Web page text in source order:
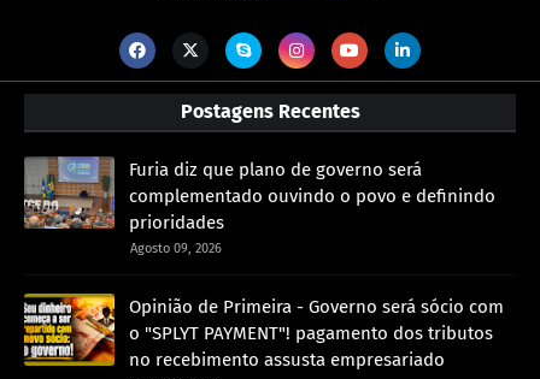
Postagens Recentes
Furia diz que plano de governo será
complementado ouvindo o povo e definindo
prioridades
Agosto 09, 2026
Opinião de Primeira - Governo será sócio com
o "SPLYT PAYMENT"! pagamento dos tributos
no recebimento assusta empresariado